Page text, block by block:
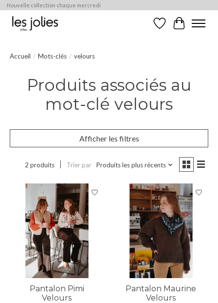
Nouvelle collection chaque mercredi
Liste de souhaits
Panier
Accueil / Mots-clés / velours
Produits associés au
mot-clé velours
Afficher les filtres
2 produits Trier par Produits les plus récents
Pantalon Pimi
Velours
Pantalon Maurine
Velours